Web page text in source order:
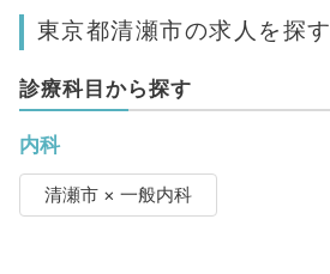
東京都清瀬市の求人を探す
診療科目から探す
内科
清瀬市 × 一般内科